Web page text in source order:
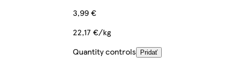
3,99 €
22,17 €/kg
Quantity controls
Pridať